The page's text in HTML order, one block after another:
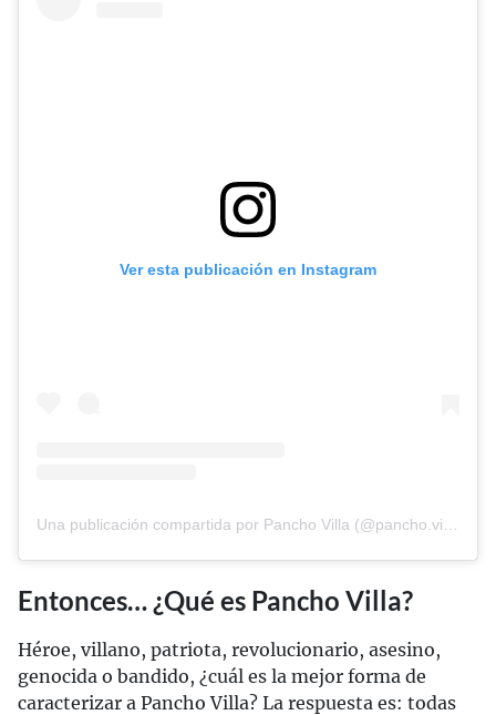
Ver esta publicación en Instagram
Entonces… ¿Qué es Pancho Villa?
Héroe, villano, patriota, revolucionario, asesino,
genocida o bandido, ¿cuál es la mejor forma de
caracterizar a Pancho Villa? La respuesta es: todas